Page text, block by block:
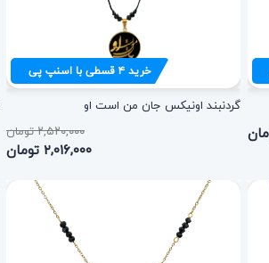
خرید۴قسطی با اسنپ پی
گردنبند اونیکس جان من است او
۲,۵۲۰,۰۰۰ تومان
۲,۰۱۶,۰۰۰ تومان